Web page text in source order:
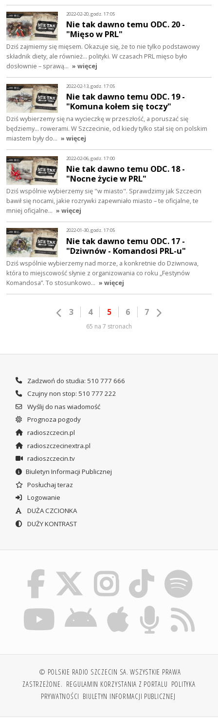
2022-02-20, godz. 17:05
Nie tak dawno temu ODC. 20 -
"Mięso w PRL"
Dziś zajmiemy się mięsem. Okazuje się, że to nie tylko podstawowy
składnik diety, ale również... polityki. W czasach PRL mięso było
dosłownie – sprawą… » więcej
2022-02-13, godz. 17:05
Nie tak dawno temu ODC. 19 -
"Komuna kołem się toczy"
Dziś wybierzemy się na wycieczkę w przeszłość, a poruszać się
będziemy... rowerami. W Szczecinie, od kiedy tylko stał się on polskim
miastem były do… » więcej
2022-02-06, godz. 17:00
Nie tak dawno temu ODC. 18 -
"Nocne życie w PRL"
Dziś wspólnie wybierzemy się "w miasto". Sprawdzimy jak Szczecin
bawił się nocami, jakie rozrywki zapewniało miasto – te oficjalne, te
mniej oficjalne… » więcej
2022-01-30, godz. 17:05
Nie tak dawno temu ODC. 17 -
"Dziwnów - Komandosi PRL-u"
Dziś wspólnie wybierzemy nad morze, a konkretnie do Dziwnowa,
która to miejscowość słynie z organizowania co roku „Festynów
Komandosa”. To stosunkowo… » więcej
3 4 5 6 7
65 na 7 stronach
Zadzwoń do studia: 510 777 666
Czujny non stop: 510 777 222
Wyślij do nas wiadomość
Prognoza pogody
radioszczecin.pl
radioszczecinextra.pl
radioszczecin.tv
Biuletyn Informacji Publicznej
Posłuchaj teraz
Logowanie
DUŻA CZCIONKA
DUŻY KONTRAST
© POLSKIE RADIO SZCZECIN SA. WSZYSTKIE PRAWA
ZASTRZEŻONE. REGULAMIN KORZYSTANIA Z PORTALU POLITYKA
PRYWATNOŚCI BIULETYN INFORMACJI PUBLICZNEJ